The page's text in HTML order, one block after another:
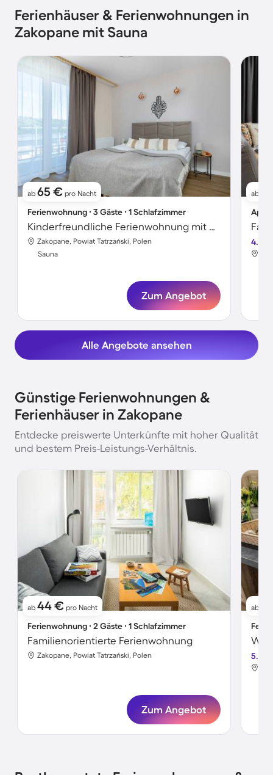
Ferienhäuser & Ferienwohnungen in
Zakopane mit Sauna
ab 65 € pro Nacht
Ferienwohnung ∙ 3 Gäste ∙ 1 Schlafzimmer
Kinderfreundliche Ferienwohnung mit Sauna und Garten | Stadtblick
Zakopane, Powiat Tatrzański, Polen
Sauna
Zum Angebot
ab
4.7
Alle Angebote ansehen
Günstige Ferienwohnungen &
Ferienhäuser in Zakopane
Entdecke preiswerte Unterkünfte mit hoher Qualität
und bestem Preis-Leistungs-Verhältnis.
ab 44 € pro Nacht
Ferienwohnung ∙ 2 Gäste ∙ 1 Schlafzimmer
Familienorientierte Ferienwohnung
Zakopane, Powiat Tatrzański, Polen
Zum Angebot
ab
5.0